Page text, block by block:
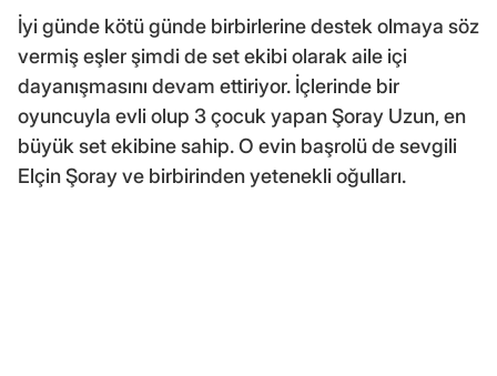
İyi günde kötü günde birbirlerine destek olmaya söz
vermiş eşler şimdi de set ekibi olarak aile içi
dayanışmasını devam ettiriyor. İçlerinde bir
oyuncuyla evli olup 3 çocuk yapan Şoray Uzun, en
büyük set ekibine sahip. O evin başrolü de sevgili
Elçin Şoray ve birbirinden yetenekli oğulları.